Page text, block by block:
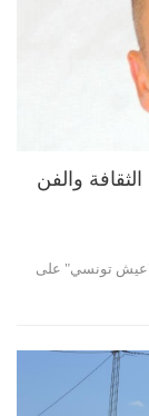
والفن
"عيش تونسي" على